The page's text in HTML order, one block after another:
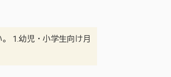
1.幼児・小学生向け月